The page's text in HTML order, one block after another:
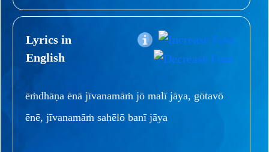
Lyrics in
English
ēṁdhāṇa ēnā jīvanamāṁ jō malī jāya, gōtavō
ēnē, jīvanamāṁ sahēlō banī jāya